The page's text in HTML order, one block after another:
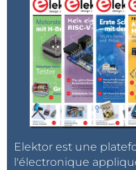
Elektor est une
l'électronique